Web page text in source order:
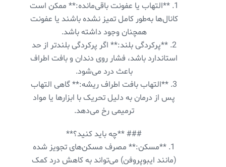
1. **التهاب یا عفونت باقی‌مانده:** ممکن است
کانال‌ها به‌طور کامل تمیز نشده باشند یا عفونت
همچنان وجود داشته باشد.
2. **پرکردگی بلند:** اگر پرکردگی بلندتر از حد
استاندارد باشد، فشار روی دندان و بافت اطراف
باعث درد می‌شود.
3. **التهاب بافت اطراف ریشه:** گاهی التهاب
پس از درمان به دلیل تحریک با ابزارها یا مواد
ترمیمی رخ می‌دهد.
### **چه باید کنید؟**
1. **مسکن:** مصرف مسکن‌های تجویز شده
(مانند ایبوپروفن) می‌تواند به کاهش درد کمک